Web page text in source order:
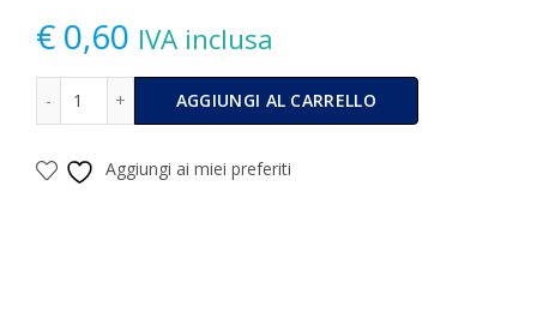
€ 0,60 IVA inclusa
Foglio Carta Da Imballo Avana - 90 x 115 CM quantità
AGGIUNGI AL CARRELLO
Alternative:
Aggiungi ai miei preferiti